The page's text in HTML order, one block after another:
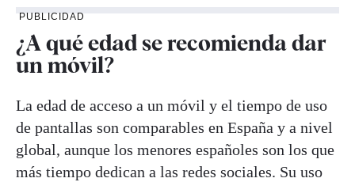
PUBLICIDAD
¿A qué edad se recomienda dar
un móvil?
La edad de acceso a un móvil y el tiempo de uso
de pantallas son comparables en España y a nivel
global, aunque los menores españoles son los que
más tiempo dedican a las redes sociales. Su uso